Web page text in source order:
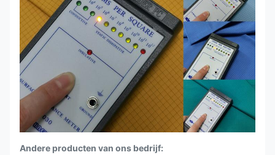
Andere producten van ons bedrijf: